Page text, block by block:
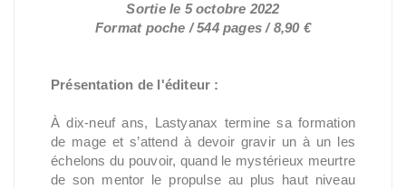
Sortie le 5 octobre 2022
Format poche / 544 pages / 8,90 €
Présentation de l'éditeur :
À dix-neuf ans, Lastyanax termine sa formation
de mage et s’attend à devoir gravir un à un les
échelons du pouvoir, quand le mystérieux meurtre
de son mentor le propulse au plus haut niveau